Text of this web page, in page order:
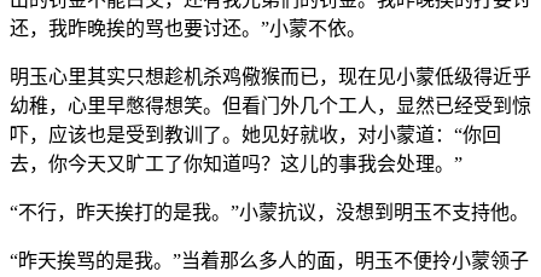
还，我昨晚挨的骂也要讨还。”小蒙不依。
明玉心里其实只想趁机杀鸡儆猴而已，现在见小蒙低级得近乎
幼稚，心里早憋得想笑。但看门外几个工人，显然已经受到惊
吓，应该也是受到教训了。她见好就收，对小蒙道：“你回
去，你今天又旷工了你知道吗？这儿的事我会处理。”
“不行，昨天挨打的是我。”小蒙抗议，没想到明玉不支持他。
“昨天挨骂的是我。”当着那么多人的面，明玉不便拎小蒙领子